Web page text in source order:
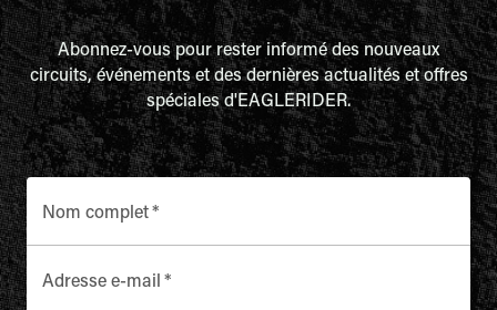
Abonnez-vous pour rester informé des nouveaux
circuits, événements et des dernières actualités et offres
spéciales d'EAGLERIDER.
Nom complet*
Adresse e-mail *